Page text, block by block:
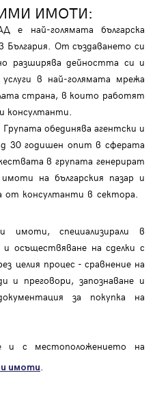
ИМОТИ:
най-голямата българска
България. От създаването си
разширява дейността си и
услуги в най-голямата мрежа
страна, в които работят
консултанти.
. Групата обединява агентски и
30 годишен опит в сферата
в групата генерират
на българския пазар и
от консултанти в сектора.
имоти, специализирали в
и осъществяване на сделки с
целия процес - сравнение на
и преговори, запознаване и
за покупка на
и с местоположението на
имоти